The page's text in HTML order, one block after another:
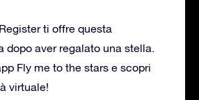
ti offre questa
dopo aver regalato una stella.
Fly me to the stars e scopri
virtuale!